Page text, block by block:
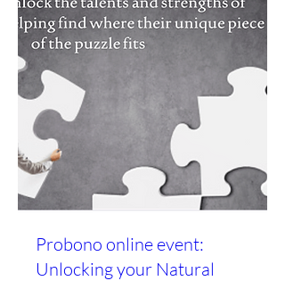
Probono online event:
Unlocking your Natural